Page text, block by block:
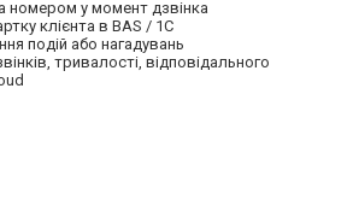
номером у момент дзвінка
клієнта в BAS / 1C
подій або нагадувань
тривалості, відповідального